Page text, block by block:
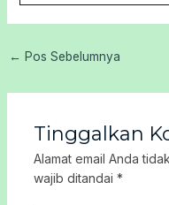
← Pos Sebelumnya
Tinggalkan
Alamat email Anda
wajib ditandai *